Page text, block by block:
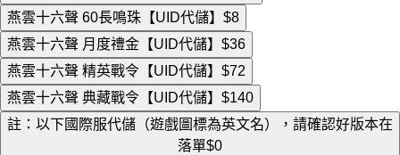
燕雲十六聲 60長鳴珠【UID代儲】 $8
燕雲十六聲 月度禮金【UID代儲】 $36
燕雲十六聲 精英戰令【UID代儲】 $72
燕雲十六聲 典藏戰令【UID代儲】 $140
註：以下國際服代儲（遊戲圖標為英文名），請確認好版本在
落單$0